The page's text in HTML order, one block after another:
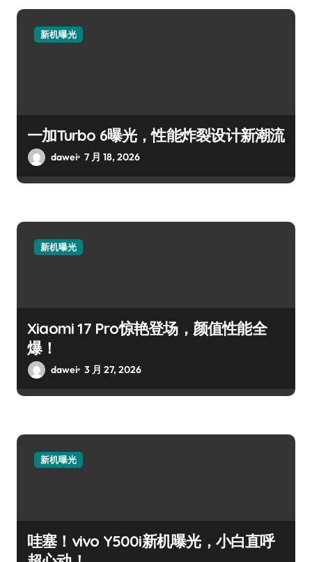
新机曝光
一加Turbo 6曝光，性能炸裂设计新潮流
dawei 7 月 18, 2026
新机曝光
Xiaomi 17 Pro惊艳登场，颜值性能全
爆！
dawei 3 月 27, 2026
新机曝光
哇塞！vivo Y500i新机曝光，小白直呼